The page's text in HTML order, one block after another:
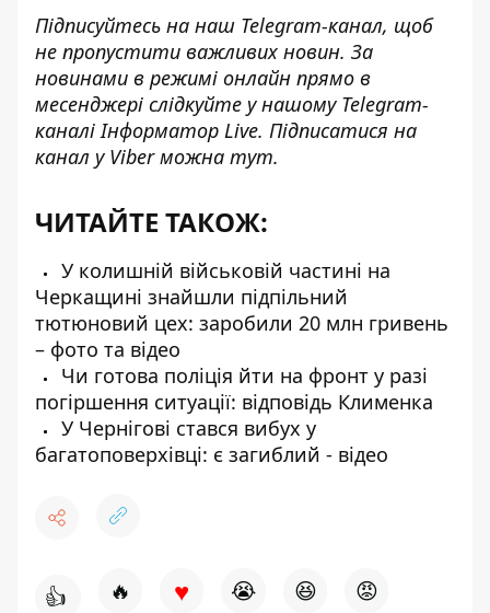
Підписуйтесь на наш Telegram-канал, щоб
не пропустити важливих новин. За
новинами в режимі онлайн прямо в
месенджері слідкуйте у нашому Telegram-
каналіІнформатор Live. Підписатися на
канал у Viber можна тут.
ЧИТАЙТЕ ТАКОЖ:
У колишній військовій частині на
Черкащині знайшли підпільний
тютюновий цех: заробили 20 млн гривень
– фото та відео
Чи готова поліція йти на фронт у разі
погіршення ситуації: відповідь Клименка
У Чернігові стався вибух у
багатоповерхівці: є загиблий - відео
👍 🔥 ♥ 😭 😆 😡